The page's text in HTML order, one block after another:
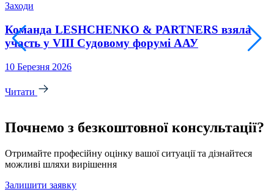
Заходи
Команда LESHCHENKO & PARTNERS взяла
участь у VIII Судовому форумі ААУ
10 Березня 2026
Читати
Почнемо з безкоштовної консультації?
Отримайте професійну оцінку вашої ситуації та дізнайтеся
можливі шляхи вирішення
Залишити заявку